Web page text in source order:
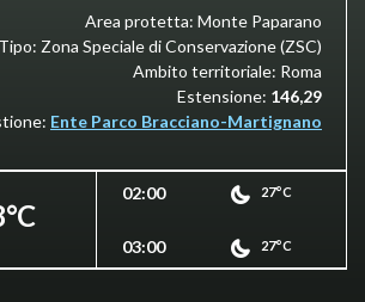
Area protetta: Monte Paparano
Tipo: Zona Speciale di Conservazione (ZSC)
Ambito territoriale: Roma
Estensione: 146,29
Ente Parco Bracciano-Martignano
02:00 27°C
03:00 27°C